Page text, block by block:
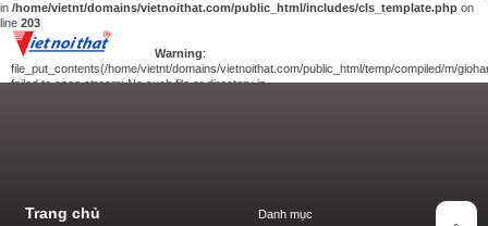
in /home/vietnt/domains/vietnoithat.com/public_html/includes/cls_template.php on
line 203
Warning:
file_put_contents(/home/vietnt/domains/vietnoithat.com/public_html/temp/compiled/m/
failed to open stream: No such file or directory in
Trang chủ Danh mục